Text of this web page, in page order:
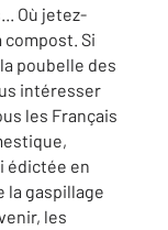
Où jetez-
compost. Si
poubelle des
intéresser
les Français
édictée en
la gaspillage
les